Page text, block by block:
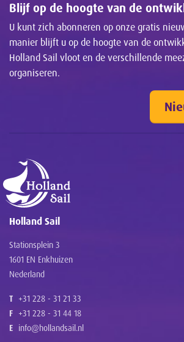
Blijf op de hoogte van de
U kunt zich abonneren op onze gratis
manier blijft u op de hoogte van de
Holland Sail vloot en de verschillende
organiseren.
Holland Sail
Stationsplein 3
1601 EN Enkhuizen
Nederland
T +31 228 - 31 21 33
F +31 228 - 31 44 18
E info@hollandsail.nl